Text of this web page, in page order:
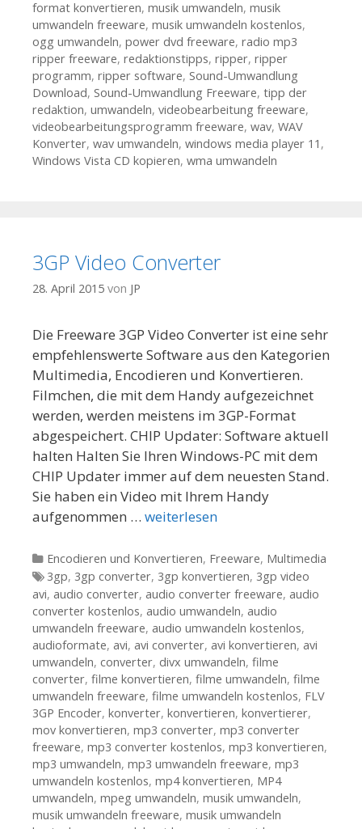
format konvertieren, musik umwandeln, musik
umwandeln freeware, musik umwandeln kostenlos,
ogg umwandeln, power dvd freeware, radio mp3
ripper freeware, redaktionstipps, ripper, ripper
programm, ripper software, Sound-Umwandlung
Download, Sound-Umwandlung Freeware, tipp der
redaktion, umwandeln, videobearbeitung freeware,
videobearbeitungsprogramm freeware, wav, WAV
Konverter, wav umwandeln, windows media player 11 ,
Windows Vista CD kopieren, wma umwandeln
3GP Video Converter
28. April 2015 von JP
Die Freeware 3GP Video Converter ist eine sehr
empfehlenswerte Software aus den Kategorien
Multimedia, Encodieren und Konvertieren.
Filmchen, die mit dem Handy aufgezeichnet
werden, werden meistens im 3GP-Format
abgespeichert. CHIP Updater: Software aktuell
halten Halten Sie Ihren Windows-PC mit dem
CHIP Updater immer auf dem neuesten Stand.
Sie haben ein Video mit Ihrem Handy
aufgenommen … weiterlesen
Kategorien
Encodieren und Konvertieren, Freeware, Multimedia
Tags
3gp, 3gp converter, 3gp konvertieren, 3gp video
avi, audio converter, audio converter freeware, audio
converter kostenlos, audio umwandeln, audio
umwandeln freeware, audio umwandeln kostenlos,
audioformate, avi, avi converter, avi konvertieren, avi
umwandeln, converter, divx umwandeln, filme
converter, filme konvertieren, filme umwandeln, filme
umwandeln freeware, filme umwandeln kostenlos, FLV
3GP Encoder, konverter, konvertieren, konvertierer,
mov konvertieren, mp3 converter, mp3 converter
freeware, mp3 converter kostenlos, mp3 konvertieren,
mp3 umwandeln, mp3 umwandeln freeware, mp3
umwandeln kostenlos, mp4 konvertieren, MP4
umwandeln, mpeg umwandeln, musik umwandeln,
musik umwandeln freeware, musik umwandeln